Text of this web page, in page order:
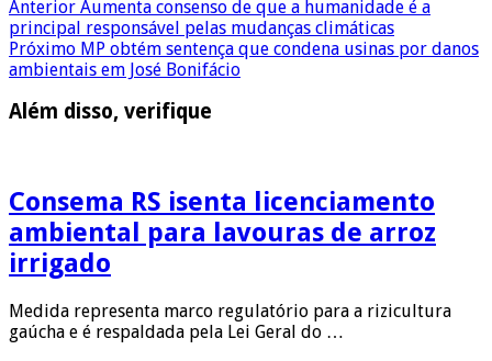
Anterior Aumenta consenso de que a humanidade é a
principal responsável pelas mudanças climáticas
Próximo MP obtém sentença que condena usinas por danos
ambientais em José Bonifácio
Além disso, verifique
Consema RS isenta licenciamento
ambiental para lavouras de arroz
irrigado
Medida representa marco regulatório para a rizicultura
gaúcha e é respaldada pela Lei Geral do …